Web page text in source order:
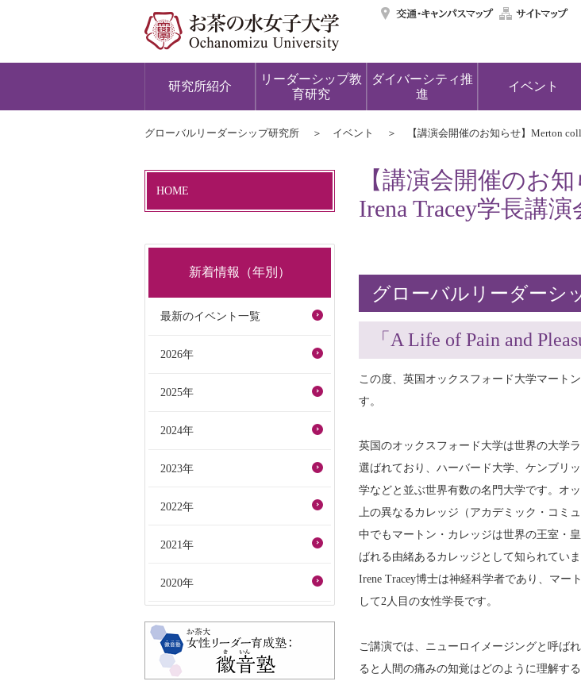
研究所紹介
リーダーシップ教
育研究
ダイバーシティ推
進
イベント
グローバルリーダーシップ研究所 イベント 【講演会開催のお知らせ】Merton
【講演会開催のお
Irena Tracey学長講演
グローバルリーダーシ
「A Life of Pain and
この度、英国オックスフォード大学マート
す。
英国のオックスフォード大学は世界の大学
選ばれており、ハーバード大学、ケンブリ
学などと並ぶ世界有数の名門大学です。オ
上の異なるカレッジ（アカデミック・コミ
中でもマートン・カレッジは世界の王室・
ばれる由緒あるカレッジとして知られてい
Irene Tracey博士は神経科学者であり、マー
して2人目の女性学長です。
ご講演では、ニューロイメージングと呼ば
ると人間の痛みの知覚はどのように理解す
HOME
新着情報（年別）
最新のイベント一覧
2026年
2025年
2024年
2023年
2022年
2021年
2020年